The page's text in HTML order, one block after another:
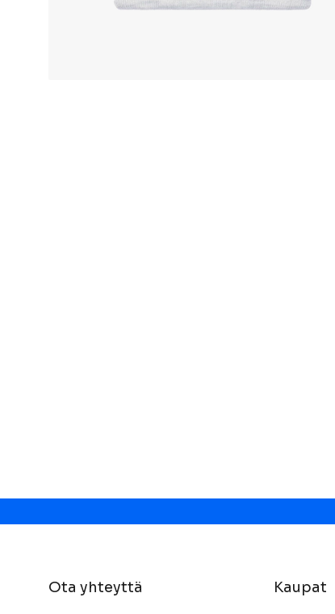
Ota yhteyttä Kaupat